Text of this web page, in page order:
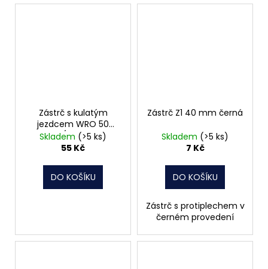
Zástrč s kulatým
jezdcem WRO 50
/8561
Skladem (>5 ks)
55 Kč
DO KOŠÍKU
Zástrč Z1 40 mm černá
Skladem (>5 ks)
7 Kč
DO KOŠÍKU
Zástrč s protiplechem v
černém provedení